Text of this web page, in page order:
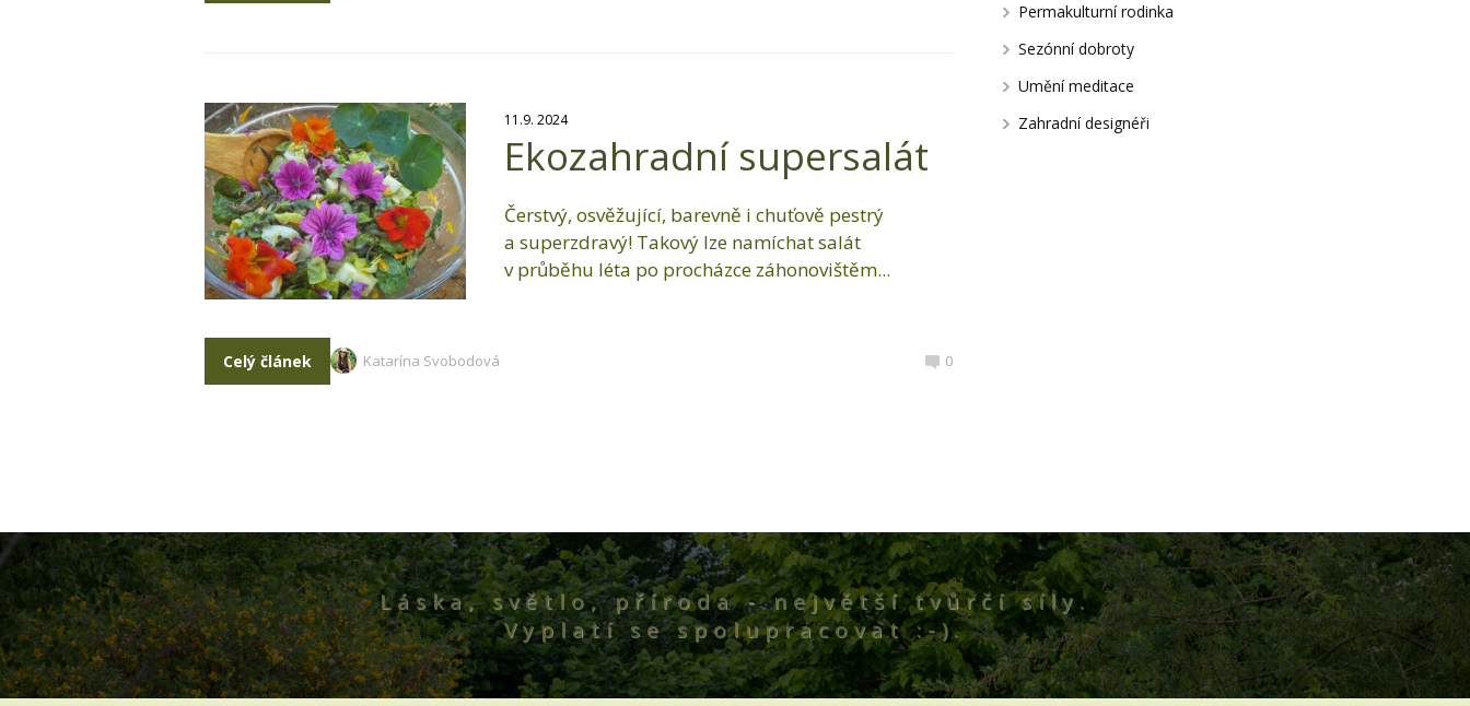
11.9. 2024
Ekozahradní supersalát
Čerstvý, osvěžující, barevně i chuťově pestrý
a superzdravý! Takový lze namíchat salát
v průběhu léta po procházce záhonovištěm...
Celý článek Katarína Svobodová 0
Permakulturní rodinka
Sezónní dobroty
Umění meditace
Zahradní designéři
Láska, světlo, příroda - největší tvůrčí síly.
Vyplatí se spolupracovat :-).